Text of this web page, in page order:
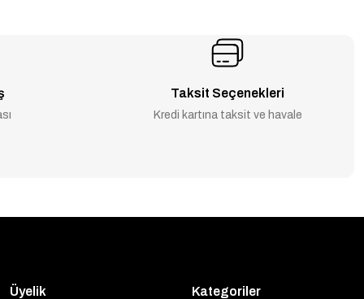
Taksit Seçenekleri
Kredi kartına taksit ve havale
Üyelik Kategoriler